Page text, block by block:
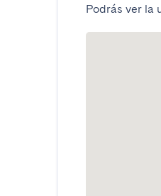
Podrás ver la